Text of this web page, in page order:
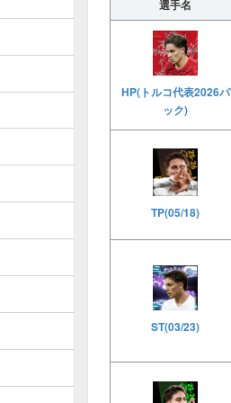
選手名
HP(トルコ代表2026パ
ック)
TP(05/18)
ST(03/23)